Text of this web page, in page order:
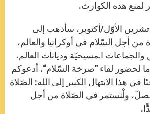
لمنع هذه الكوارث.
بعد غد، الثلاثاء 25 تشرين الأوّل/أكتوبر، سأذهب إلى
من أجل السّلام في أوكرانيا والعالم،
المسيحيّة وديانات العالم،
لحضور لقاء ”صرخة السّلام“. أدعوكم
في هذا الابتهال الكبير إلى الله: الصّلاة
ولْنستمر في الصّلاة من أجل